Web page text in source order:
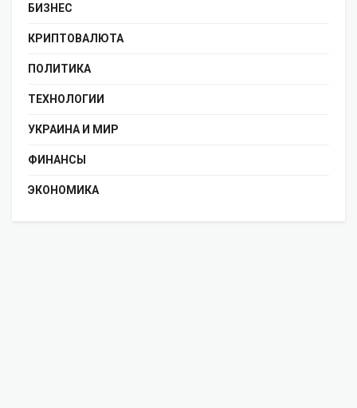
БИЗНЕС
КРИПТОВАЛЮТА
ПОЛИТИКА
ТЕХНОЛОГИИ
УКРАИНА И МИР
ФИНАНСЫ
ЭКОНОМИКА